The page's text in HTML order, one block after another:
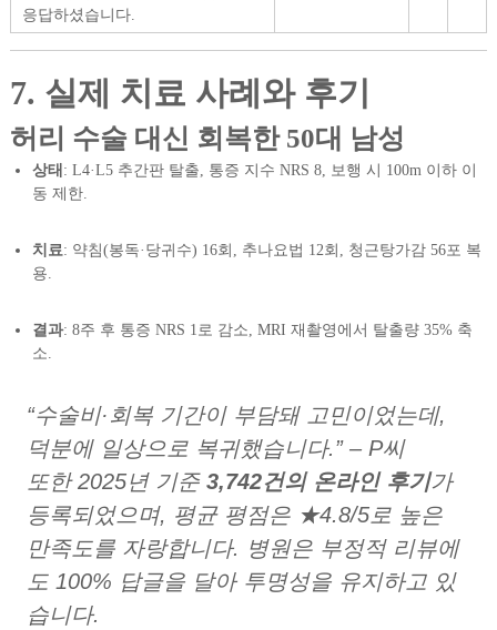
응답하셨습니다.
7. 실제 치료 사례와 후기
허리 수술 대신 회복한 50대 남성
상태 : L4·L5 추간판 탈출, 통증 지수 NRS 8, 보행 시 100m 이하 이
동 제한.
치료: 약침(봉독·당귀수) 16회, 추나요법 12회, 청근탕가감 56포 복
용.
결과: 8주 후 통증 NRS 1로 감소, MRI 재촬영에서 탈출량 35% 축
소.
“수술비·회복 기간이 부담돼 고민이었는데,
덕분에 일상으로 복귀했습니다.” – P씨
또한 2025년 기준 3,742건의 온라인 후기가
등록되었으며, 평균 평점은 ★4.8/5로 높은
만족도를 자랑합니다. 병원은 부정적 리뷰에
도 100% 답글을 달아 투명성을 유지하고 있
습니다.